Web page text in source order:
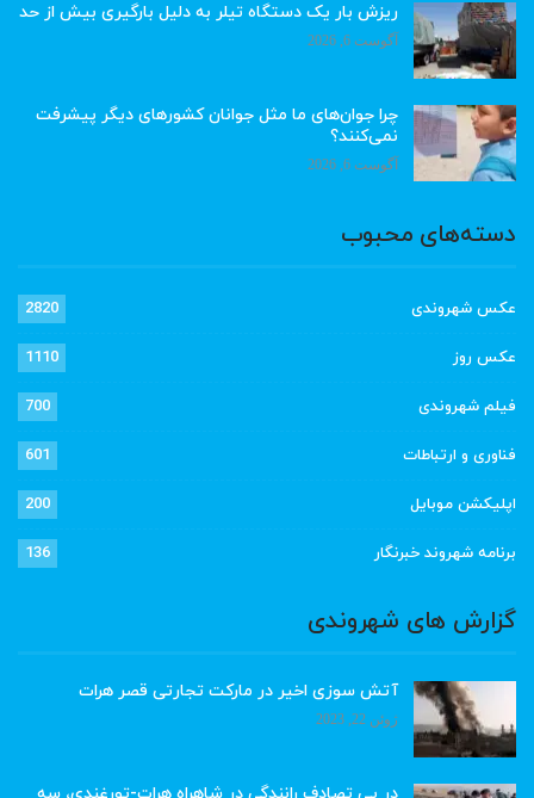
ریزش بار یک دستگاه تیلر به دلیل بارگیری بیش از حد
آگوست 6, 2026
چرا جوان‌های ما مثل جوانان کشورهای دیگر پیشرفت
نمی‌کنند؟
آگوست 6, 2026
دسته‌های محبوب
عکس شهروندی 2820
عکس روز 1110
فیلم شهروندی 700
فناوری و ارتباطات 601
اپلیکشن موبایل 200
برنامه شهروند خبرنگار 136
گزارش های شهروندی
آتش سوزی اخیر در مارکت تجارتی قصر هرات
ژوئن 22, 2023